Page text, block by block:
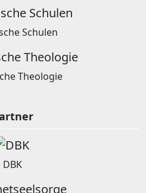
Schulen
Theologie
DBK